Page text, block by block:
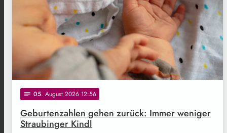
notes 05. August 2026 12:56
Geburtenzahlen gehen zurück: Immer weniger
Straubinger Kindl